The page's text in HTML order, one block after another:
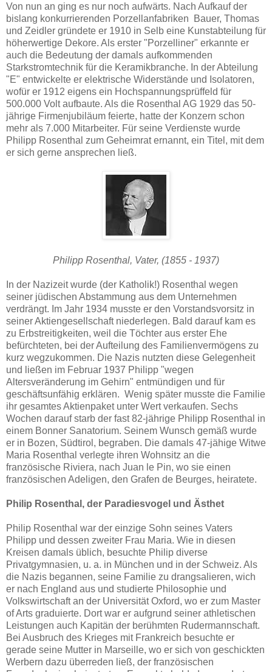
Von nun an ging es nur noch aufwärts. Nach Aufkauf der
bislang konkurrierenden Porzellanfabriken Bauer, Thomas
und Zeidler gründete er 1910 in Selb eine Kunstabteilung für
höherwertige Dekore. Als erster "Porzelliner" erkannte er
auch die Bedeutung der damals aufkommenden
Starkstromtechnik für die Keramikbranche. In der Abteilung
"E" entwickelte er elektrische Widerstände und Isolatoren,
wofür er 1912 eigens ein Hochspannungsprüffeld für
500.000 Volt aufbaute. Als die Rosenthal AG 1929 das 50-
jährige Firmenjubiläum feierte, hatte der Konzern schon
mehr als 7.000 Mitarbeiter. Für seine Verdienste wurde
Philipp Rosenthal zum Geheimrat ernannt, ein Titel, mit dem
er sich gerne ansprechen ließ.
Philipp Rosenthal, Vater, (1855 - 1937)
In der Nazizeit wurde (der Katholik!) Rosenthal wegen
seiner jüdischen Abstammung aus dem Unternehmen
verdrängt. Im Jahr 1934 musste er den Vorstandsvorsitz in
seiner Aktiengesellschaft niederlegen. Bald darauf kam es
zu Erbstreitigkeiten, weil die Töchter aus erster Ehe
befürchteten, bei der Aufteilung des Familienvermögens zu
kurz wegzukommen. Die Nazis nutzten diese Gelegenheit
und ließen im Februar 1937 Philipp "wegen
Altersveränderung im Gehirn" entmündigen und für
geschäftsunfähig erklären. Wenig später musste die Familie
ihr gesamtes Aktienpaket unter Wert verkaufen. Sechs
Wochen darauf starb der fast 82-jährige Philipp Rosenthal in
einem Bonner Sanatorium. Seinem Wunsch gemäß wurde
er in Bozen, Südtirol, begraben. Die damals 47-jähige Witwe
Maria Rosenthal verlegte ihren Wohnsitz an die
französische Riviera, nach Juan le Pin, wo sie einen
französischen Adeligen, den Grafen de Beurges, heiratete.
Philip Rosenthal, der Paradiesvogel und Ästhet
Philip Rosenthal war der einzige Sohn seines Vaters
Philipp und dessen zweiter Frau Maria. Wie in diesen
Kreisen damals üblich, besuchte Philip diverse
Privatgymnasien, u. a. in München und in der Schweiz. Als
die Nazis begannen, seine Familie zu drangsalieren, wich
er nach England aus und studierte Philosophie und
Volkswirtschaft an der Universität Oxford, wo er zum Master
of Arts graduierte. Dort war er aufgrund seiner athletischen
Leistungen auch Kapitän der berühmten Rudermannschaft.
Bei Ausbruch des Krieges mit Frankreich besuchte er
gerade seine Mutter in Marseille, wo er sich von geschickten
Werbern dazu überreden ließ, der französischen